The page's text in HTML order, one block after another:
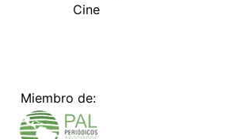
Cine
Miembro de: